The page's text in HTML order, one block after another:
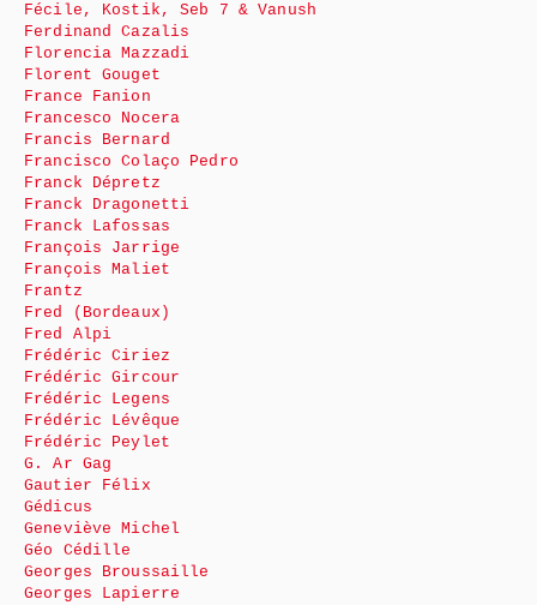
Fécile, Kostik, Seb 7 & Vanush
Ferdinand Cazalis
Florencia Mazzadi
Florent Gouget
France Fanion
Francesco Nocera
Francis Bernard
Francisco Colaço Pedro
Franck Dépretz
Franck Dragonetti
Franck Lafossas
François Jarrige
François Maliet
Frantz
Fred (Bordeaux)
Fred Alpi
Frédéric Ciriez
Frédéric Gircour
Frédéric Legens
Frédéric Lévêque
Frédéric Peylet
G. Ar Gag
Gautier Félix
Gédicus
Geneviève Michel
Géo Cédille
Georges Broussaille
Georges Lapierre